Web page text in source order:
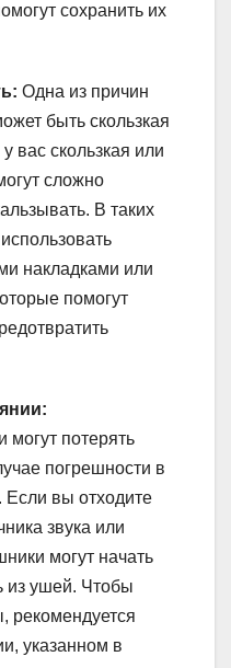
сохранить их
Одна из причин
быть скользкая
вас скользкая или
сложно
В таких
накладками или
помогут
потерять
погрешности в
вы отходите
звука или
могут начать
из ушей. Чтобы
рекомендуется
указанном в